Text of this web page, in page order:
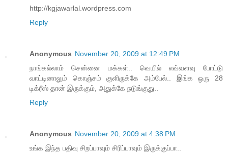
http://kgjawarlal.wordpress.com
Reply
Anonymous November 20, 2009 at 12:49 PM
நாங்கல்லாம் சென்னை மக்கள்.. வெயில் எவ்வளவு போட்டு
வாட்டினாலும் கொஞ்சம் குளிருக்கே அம்பேல்.. இங்க ஒரு 28
டிக்ரீஸ் தான் இருக்கும், அதுக்கே நடுங்குது..
Reply
Anonymous November 20, 2009 at 4:38 PM
உங்க இந்த பதிவு சிறப்பாவும் சிரிப்பாவும் இருக்குப்பா..